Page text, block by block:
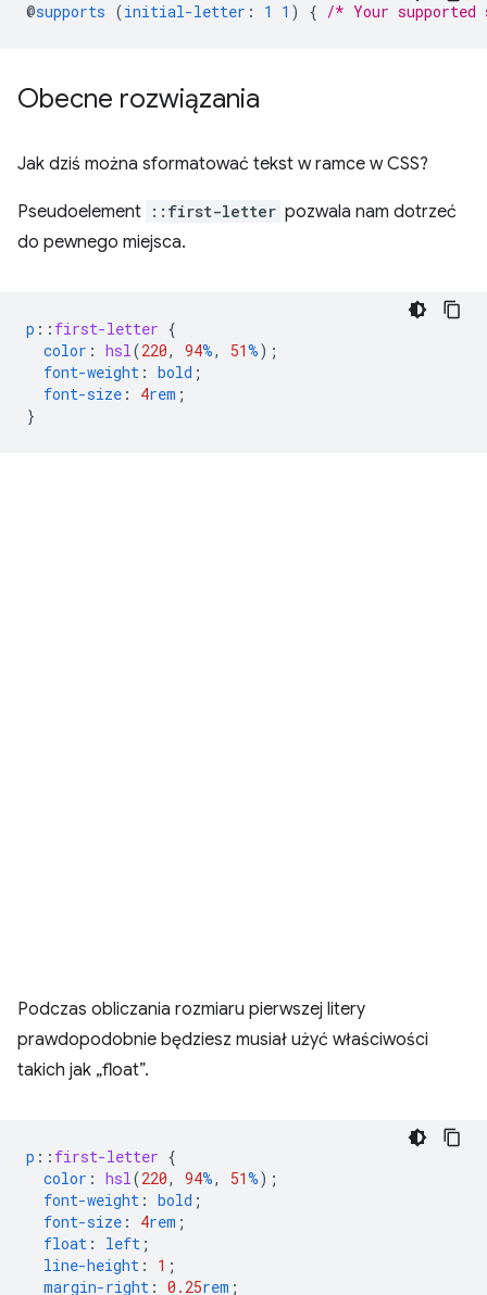
@supports (initial-letter : 1 1 ) { /* Your
Obecne rozwiązania
Jak dziś można sformatować tekst w ramce w CSS?
Pseudoelement ::first-letter pozwala nam dotrzeć
do pewnego miejsca.
p :: first-letter {
color : hsl(220, 94%, 51%);
font-weight : bold ;
font-size : 4rem ;
}
Podczas obliczania rozmiaru pierwszej litery
prawdopodobnie będziesz musiał użyć właściwości
takich jak „float”.
p :: first-letter {
color : hsl(220, 94%, 51%);
font-weight : bold ;
font-size : 4rem ;
float : left ;
line-height : 1 ;
margin-right : 0.25rem ;